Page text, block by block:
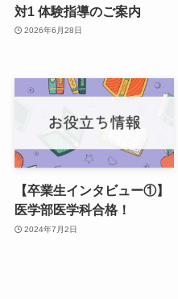
対1 体験指導のご案内
2026年6月28日
【卒業生インタビュー①】
医学部医学科合格！
2024年7月2日